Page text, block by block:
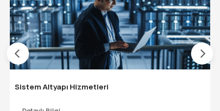
Sistem Altyapı Hizmetleri